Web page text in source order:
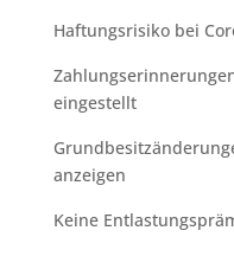
Haftungsrisiko bei
eingestellt
anzeigen
Keine